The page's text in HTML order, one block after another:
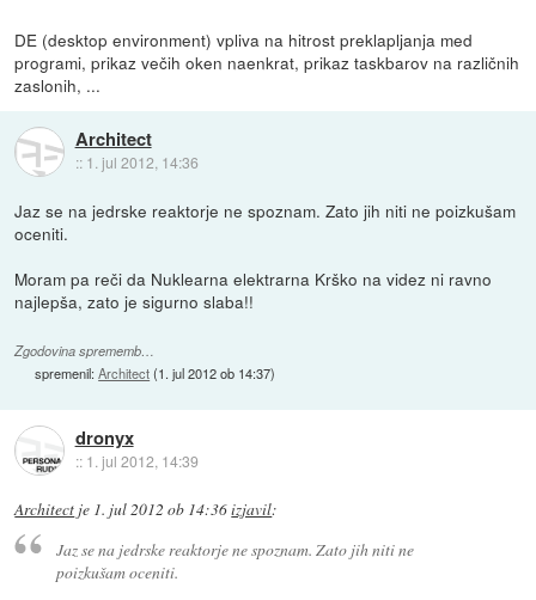
DE (desktop environment) vpliva na hitrost preklapljanja med
programi, prikaz večih oken naenkrat, prikaz taskbarov na različnih
zaslonih, ...
Architect
:: 1. jul 2012, 14:36
Jaz se na jedrske reaktorje ne spoznam. Zato jih niti ne poizkušam
oceniti.
Moram pa reči da Nuklearna elektrarna Krško na videz ni ravno
najlepša, zato je sigurno slaba!!
Zgodovina sprememb…
spremenil:Architect(1. jul 2012 ob 14:37)
dronyx
:: 1. jul 2012, 14:39
Architect je 1. jul 2012 ob 14:36izjavil:
Jaz se na jedrske reaktorje ne spoznam. Zato jih niti ne
poizkušam oceniti.